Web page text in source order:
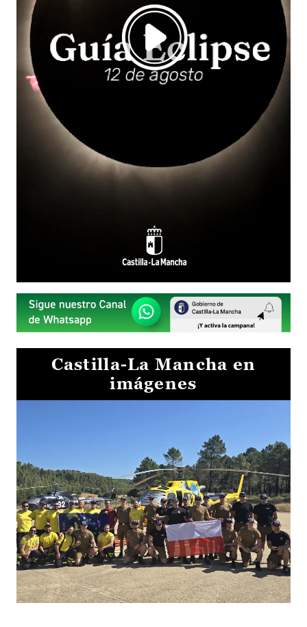
Castilla-La Mancha en
imágenes